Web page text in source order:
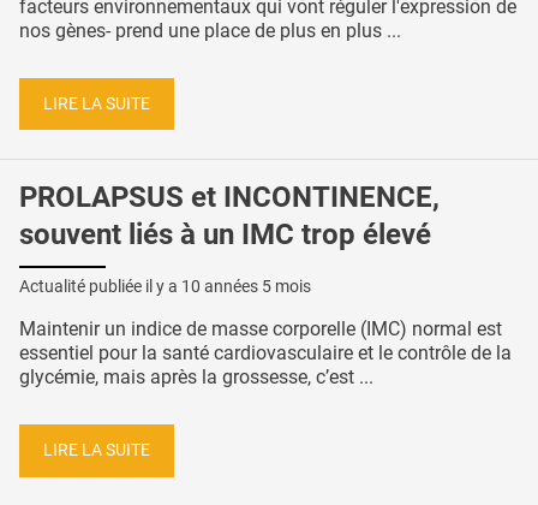
facteurs environnementaux qui vont réguler l'expression de
nos gènes- prend une place de plus en plus ...
LIRE LA SUITE
PROLAPSUS et INCONTINENCE,
souvent liés à un IMC trop élevé
Actualité publiée il y a 10 années 5 mois
Maintenir un indice de masse corporelle (IMC) normal est
essentiel pour la santé cardiovasculaire et le contrôle de la
glycémie, mais après la grossesse, c’est ...
LIRE LA SUITE